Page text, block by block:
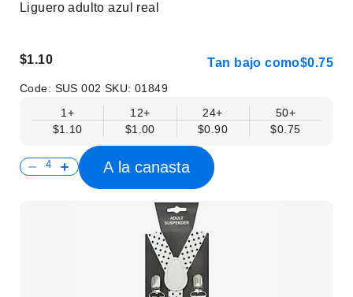
Liguero adulto azul real
$1.10 Tan bajo como$0.75
Code: SUS 002 SKU:01849
1+
$1.10
12+
$1.00
24+
$0.90
50+
$0.75
A la canasta